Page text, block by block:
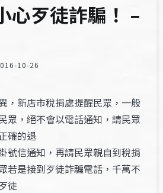
心歹徒詐騙！ –
10-26
，新店市稅捐處提醒民眾，一般
眾，絕不會以電話通知，請民眾
確的退
號信通知，再請民眾親自到稅捐
若是接到歹徒詐騙電話，千萬不
徒